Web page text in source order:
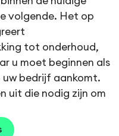
volgende. Het op
tot onderhoud,
u moet beginnen als
bedrijf aankomt.
uit die nodig zijn om